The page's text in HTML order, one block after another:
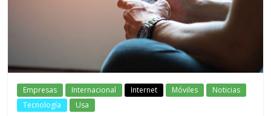
Empresas Internacional Internet Móviles
Noticias
Tecnología
Usa